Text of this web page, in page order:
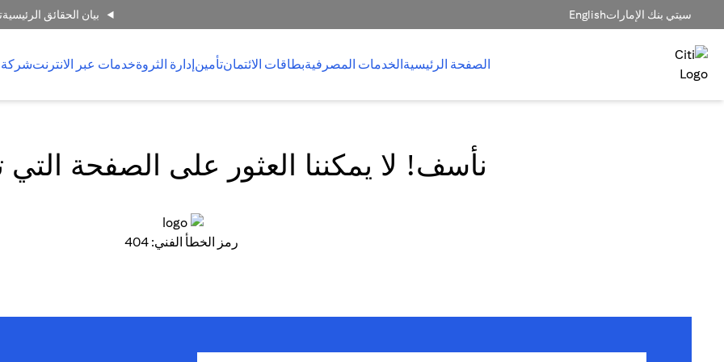
سيتي بنك الإماراتEnglish بيان الحقائق الرئيسية
الصفحة الرئيسيةالخدمات المصرفيةبطاقات الائتمانتأمينإدارة الثروةخدمات عبر الانترنتشركة
نأسف! لا يمكننا العثور على الصفحة
رمز الخطأ الفني: 404